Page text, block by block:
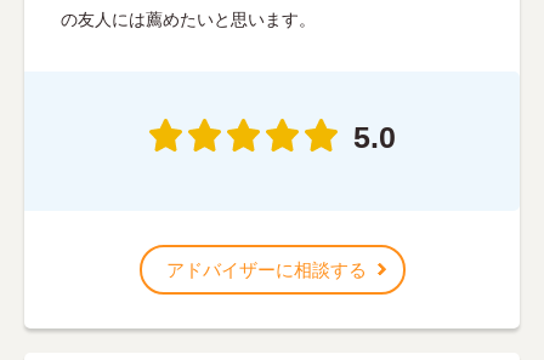
の友人には薦めたいと思います。
5.0
アドバイザーに相談する